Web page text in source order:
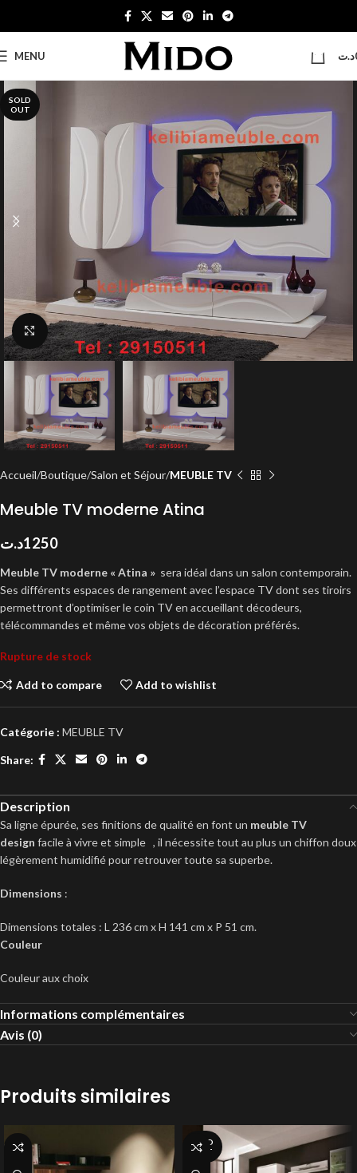
MENU د.ت
SOLD
OUT
Click to enlarge
Accueil Boutique Salon et Séjour MEUBLE TV
Meuble TV moderne Atina
1250د.ت
Meuble TV moderne « Atina » sera idéal dans un salon contemporain.
Ses différents espaces de rangement avec l’espace TV dont ses tiroirs
permettront d’optimiser le coin TV en accueillant décodeurs,
télécommandes et même vos objets de décoration préférés.
Rupture de stock
Add to compare Add to wishlist
Catégorie : MEUBLE TV
Share:
Description
Sa ligne épurée, ses finitions de qualité en font un meuble TV
design facile à vivre et simple , il nécessite tout au plus un chiffon doux
légèrement humidifié pour retrouver toute sa superbe.
Dimensions :
Dimensions totales : L 236 cm x H 141 cm x P 51 cm.
Couleur
Couleur aux choix
Informations complémentaires
Avis (0)
Produits similaires
SOLD
OUT